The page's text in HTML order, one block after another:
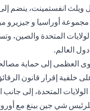
انفستمينت، ينضم إلى
أوراسيا و جيزيرو
المتحدة والصين،
العالم.
العظمى إلى حماية
خلفية إقرار قانون
لعام 2022 في الولايات المتحدة، إلى
للرئيس شي جين بينغ مع